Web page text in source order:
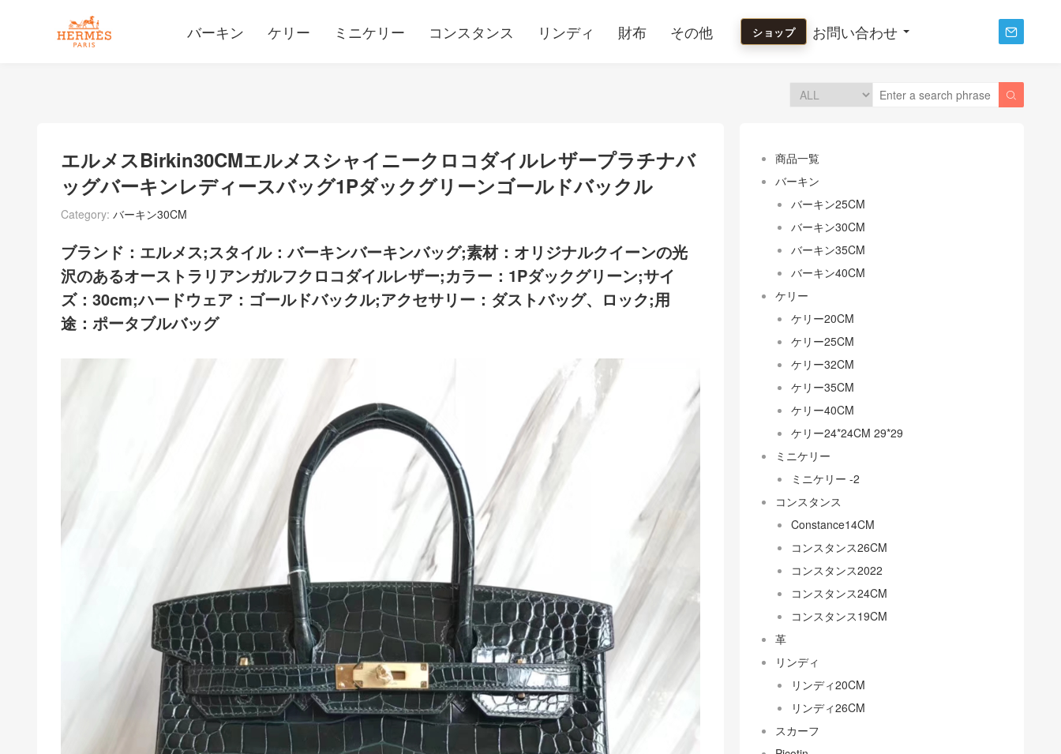
バーキン ケリー ミニケリー コンスタンス リンディ 財布 その他 ショップ お問い合わせ 

エルメスBirkin30CMエルメスシャイニークロコダイルレザープラチナバ
ッグバーキンレディースバッグ1Pダックグリーンゴールドバックル
Category: バーキン30CM
ブランド：エルメス;スタイル：バーキンバーキンバッグ;素材：オリジナルクイーンの光
沢のあるオーストラリアンガルフクロコダイルレザー;カラー：1Pダックグリーン;サイ
ズ：30cm;ハードウェア：ゴールドバックル;アクセサリー：ダストバッグ、ロック;用
途：ポータブルバッグ
商品一覧
バーキン
バーキン25CM
バーキン30CM
バーキン35CM
バーキン40CM
ケリー
ケリー20CM
ケリー25CM
ケリー32CM
ケリー35CM
ケリー40CM
ケリー24*24CM 29*29
ミニケリー
ミニケリー -2
コンスタンス
Constance14CM
コンスタンス26CM
コンスタンス2022
コンスタンス24CM
コンスタンス19CM
革
リンディ
リンディ20CM
リンディ26CM
スカーフ